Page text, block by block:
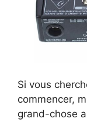
Si vous
commencer,
grand-chose